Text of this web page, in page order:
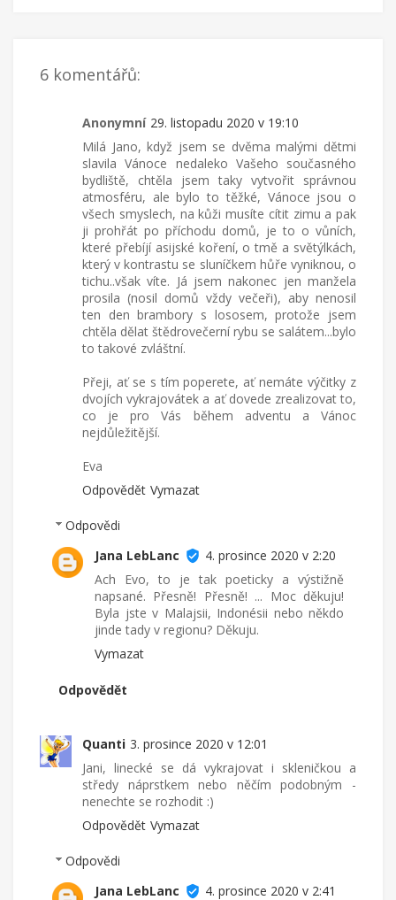
6 komentářů:
Anonymní 29. listopadu 2020 v 19:10
Milá Jano, když jsem se dvěma malými dětmi
slavila Vánoce nedaleko Vašeho současného
bydliště, chtěla jsem taky vytvořit správnou
atmosféru, ale bylo to těžké, Vánoce jsou o
všech smyslech, na kůži musíte cítit zimu a pak
ji prohřát po příchodu domů, je to o vůních,
které přebíjí asijské koření, o tmě a světýlkách,
který v kontrastu se sluníčkem hůře vyniknou, o
tichu..však víte. Já jsem nakonec jen manžela
prosila (nosil domů vždy večeři), aby nenosil
ten den brambory s lososem, protože jsem
chtěla dělat štědrovečerní rybu se salátem...bylo
to takové zvláštní.
Přeji, ať se s tím poperete, ať nemáte výčitky z
dvojích vykrajovátek a ať dovede zrealizovat to,
co je pro Vás během adventu a Vánoc
nejdůležitější.
Eva
Odpovědět Vymazat
Odpovědi
Jana LebLanc
4. prosince 2020 v 2:20
Ach Evo, to je tak poeticky a výstižně
napsané. Přesně! Přesně! ... Moc děkuju!
Byla jste v Malajsii, Indonésii nebo někdo
jinde tady v regionu? Děkuju.
Vymazat
Odpovědět
Quanti 3. prosince 2020 v 12:01
Jani, linecké se dá vykrajovat i skleničkou a
středy náprstkem nebo něčím podobným -
nenechte se rozhodit :)
Odpovědět Vymazat
Odpovědi
Jana LebLanc
4. prosince 2020 v 2:41